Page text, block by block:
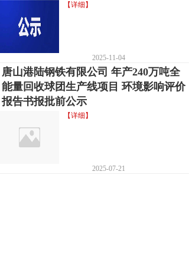
【详细】
2025-11-04
唐山港陆钢铁有限公司 年产240万吨全
能量回收球团生产线项目 环境影响评价
报告书报批前公示
【详细】
2025-07-21